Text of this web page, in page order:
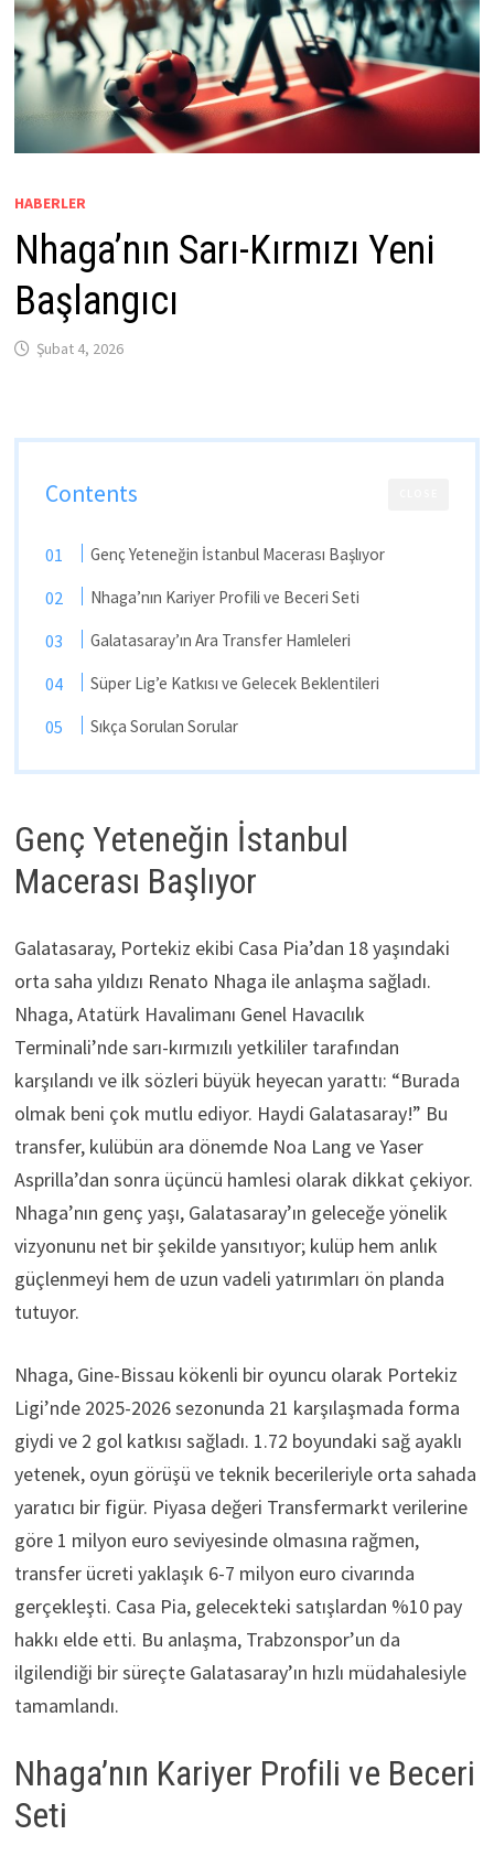
HABERLER
Nhaga’nın Sarı-Kırmızı Yeni
Başlangıcı
Şubat 4, 2026
Contents
Genç Yeteneğin İstanbul Macerası Başlıyor
Nhaga’nın Kariyer Profili ve Beceri Seti
Galatasaray’ın Ara Transfer Hamleleri
Süper Lig’e Katkısı ve Gelecek Beklentileri
Sıkça Sorulan Sorular
Genç Yeteneğin İstanbul
Macerası Başlıyor
Galatasaray, Portekiz ekibi Casa Pia’dan 18 yaşındaki
orta saha yıldızı Renato Nhaga ile anlaşma sağladı.
Nhaga, Atatürk Havalimanı Genel Havacılık
Terminali’nde sarı-kırmızılı yetkililer tarafından
karşılandı ve ilk sözleri büyük heyecan yarattı: “Burada
olmak beni çok mutlu ediyor. Haydi Galatasaray!” Bu
transfer, kulübün ara dönemde Noa Lang ve Yaser
Asprilla’dan sonra üçüncü hamlesi olarak dikkat çekiyor.
Nhaga’nın genç yaşı, Galatasaray’ın geleceğe yönelik
vizyonunu net bir şekilde yansıtıyor; kulüp hem anlık
güçlenmeyi hem de uzun vadeli yatırımları ön planda
tutuyor.
Nhaga, Gine-Bissau kökenli bir oyuncu olarak Portekiz
Ligi’nde 2025-2026 sezonunda 21 karşılaşmada forma
giydi ve 2 gol katkısı sağladı. 1.72 boyundaki sağ ayaklı
yetenek, oyun görüşü ve teknik becerileriyle orta sahada
yaratıcı bir figür. Piyasa değeri Transfermarkt verilerine
göre 1 milyon euro seviyesinde olmasına rağmen,
transfer ücreti yaklaşık 6-7 milyon euro civarında
gerçekleşti. Casa Pia, gelecekteki satışlardan %10 pay
hakkı elde etti. Bu anlaşma, Trabzonspor’un da
ilgilendiği bir süreçte Galatasaray’ın hızlı müdahalesiyle
tamamlandı.
Nhaga’nın Kariyer Profili ve Beceri
Seti